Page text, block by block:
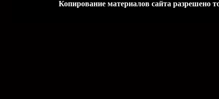
Копирование материалов сайта разрешено